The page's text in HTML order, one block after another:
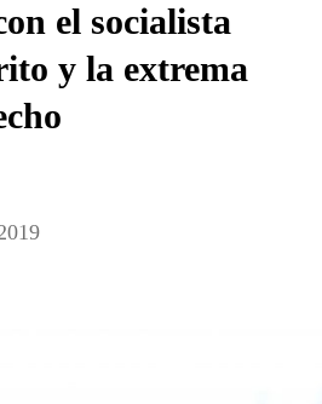
TV
Chilena
de Chile
en medios
el socialista
y la extrema